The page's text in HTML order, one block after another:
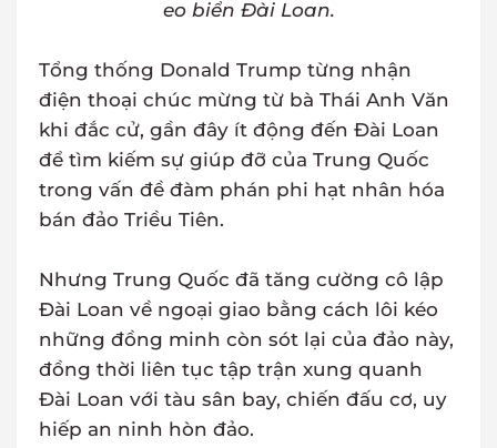
eo biển Đài Loan.
Tổng thống Donald Trump từng nhận
điện thoại chúc mừng từ bà Thái Anh Văn
khi đắc cử, gần đây ít động đến Đài Loan
để tìm kiếm sự giúp đỡ của Trung Quốc
trong vấn đề đàm phán phi hạt nhân hóa
bán đảo Triều Tiên.
Nhưng Trung Quốc đã tăng cường cô lập
Đài Loan về ngoại giao bằng cách lôi kéo
những đồng minh còn sót lại của đảo này,
đồng thời liên tục tập trận xung quanh
Đài Loan với tàu sân bay, chiến đấu cơ, uy
hiếp an ninh hòn đảo.